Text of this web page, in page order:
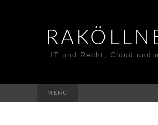
IT und Recht, Cloud und
MENU